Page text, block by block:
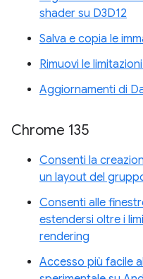
shader su D3D12
Salva e copia le
Rimuovi le
Aggiornamenti di
Chrome 135
Consenti la
un layout del
Consenti alle
estendersi oltre i
rendering
Accesso più facile